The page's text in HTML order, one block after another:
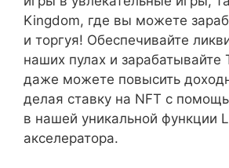
Kingdom, где вы можете
и торгуя! Обеспечивайте
наших пулах и зарабатывайте
даже можете повысить
делая ставку на NFT с
в нашей уникальной функции
акселератора.